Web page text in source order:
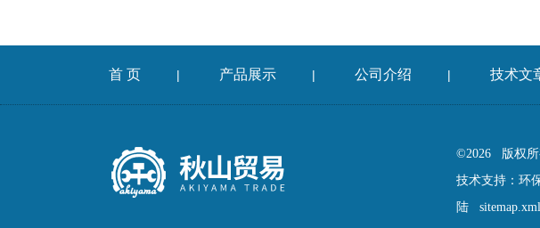
首 页 | 产品展示 | 公司介绍 | 技术文
©2026 版权所
技术支持： 环
陆
sitemap.xml